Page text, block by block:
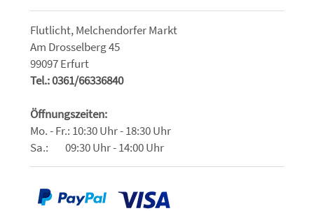
Flutlicht, Melchendorfer Markt
Am Drosselberg 45
99097 Erfurt
Tel.: 0361/66336840
Öffnungszeiten:
Mo. - Fr.: 10:30 Uhr - 18:30 Uhr
Sa.: 09:30 Uhr - 14:00 Uhr